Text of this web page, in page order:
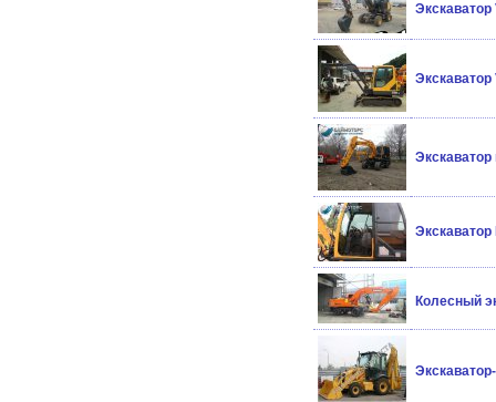
Экскаватор
Экскаватор
Экскаватор
Экскаватор
Колесный